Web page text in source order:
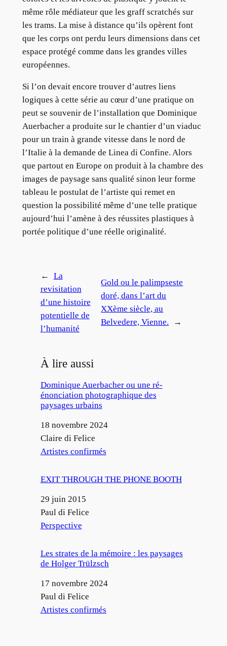
même rôle médiateur que les graff scratchés sur
les trams. La mise à distance qu’ils opèrent font
que les corps ont perdu leurs dimensions dans cet
espace protégé comme dans les grandes villes
européennes.
Si l’on devait encore trouver d’autres liens
logiques à cette série au cœur d’une pratique on
peut se souvenir de l’installation que Dominique
Auerbacher a produite sur le chantier d’un viaduc
pour un train à grande vitesse dans le nord de
l’Italie à la demande de Linea di Confine. Alors
que partout en Europe on produit à la chambre des
images de paysage sans qualité sinon leur forme
tableau le postulat de l’artiste qui remet en
question la possibilité même d’une telle pratique
aujourd’hui l’amène à des réussites plastiques à
portée politique d’une réelle originalité.
←
La
revisitation
d’une histoire
potentielle de
l’humanité
Gold ou le palimpseste
doré, dans l’art du
XXème siècle, au
Belvedere, Vienne.
→
À lire aussi
Dominique Auerbacher ou une ré-
énonciation photographique des
paysages urbains
Date
18 novembre 2024
Auteur
Claire di Felice
Par rapport à
Artistes confirmés
EXIT THROUGH THE PHONE BOOTH
Date
29 juin 2015
Auteur
Paul di Felice
Par rapport à
Perspective
Les strates de la mémoire : les paysages
de Holger Trülzsch
Date
17 novembre 2024
Auteur
Paul di Felice
Par rapport à
Artistes confirmés